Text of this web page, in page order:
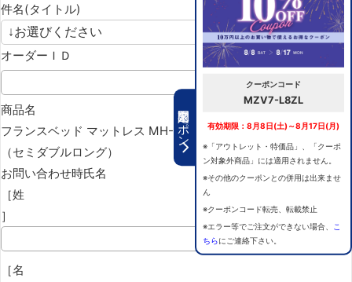
期間限定クーポン
クーポンコード
MZV7-L8ZL
有効期限：8月8日(土)～8月17日(月)
※「アウトレット・特価品」、「クーポ
ン対象外商品」には適用されません。
※その他のクーポンとの併用は出来ませ
ん
※クーポンコード転売、転載禁止
※エラー等でご注文ができない場合、
こ
ちらにご連絡下さい。
件名(タイトル)
オーダーＩＤ
商品名
フランスベッド マットレス MH-155PWM セミダブルロング
（セミダブルロング）
お問い合わせ時氏名
［姓
］
［名